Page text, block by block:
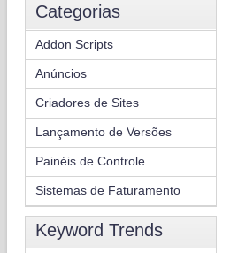
Categorias
Addon Scripts
Anúncios
Criadores de Sites
Lançamento de Versões
Painéis de Controle
Sistemas de Faturamento
Keyword Trends